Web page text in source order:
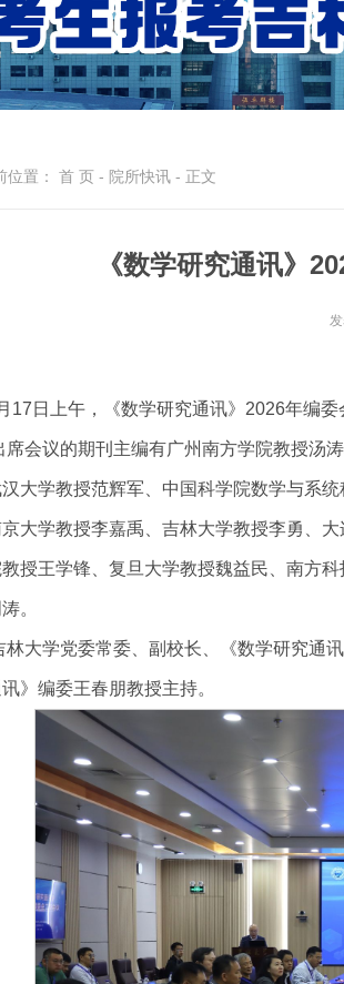
位置： 首 页 - 院所快讯 - 正文
《数学研究通讯》
17日上午，《数学研究通讯》2026年编
席会议的期刊主编有广州南方学院教授汤
大学教授范辉军、中国科学院数学与系
大学教授李嘉禹、吉林大学教授李勇、
授王学锋、复旦大学教授魏益民、南方
。
林大学党委常委、副校长、《数学研究通
》编委王春朋教授主持。